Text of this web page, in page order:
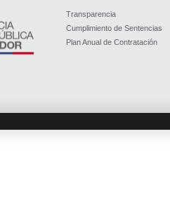
Transparencia
Cumplimiento de Sentencias
Plan Anual de Contratación